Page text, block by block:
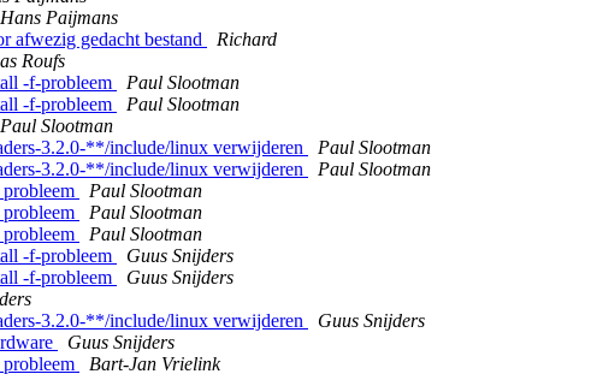
Hans Paijmans
afwezig gedacht bestand
Richard
Roufs
-f-probleem
Paul Slootman
-f-probleem
Paul Slootman
Paul Slootman
3.2.0-**/include/linux verwijderen
Paul Slootman
3.2.0-**/include/linux verwijderen
Paul Slootman
Paul Slootman
Paul Slootman
Paul Slootman
-f-probleem
Guus Snijders
-f-probleem
Guus Snijders
3.2.0-**/include/linux verwijderen
Guus Snijders
Guus Snijders
Bart-Jan Vrielink